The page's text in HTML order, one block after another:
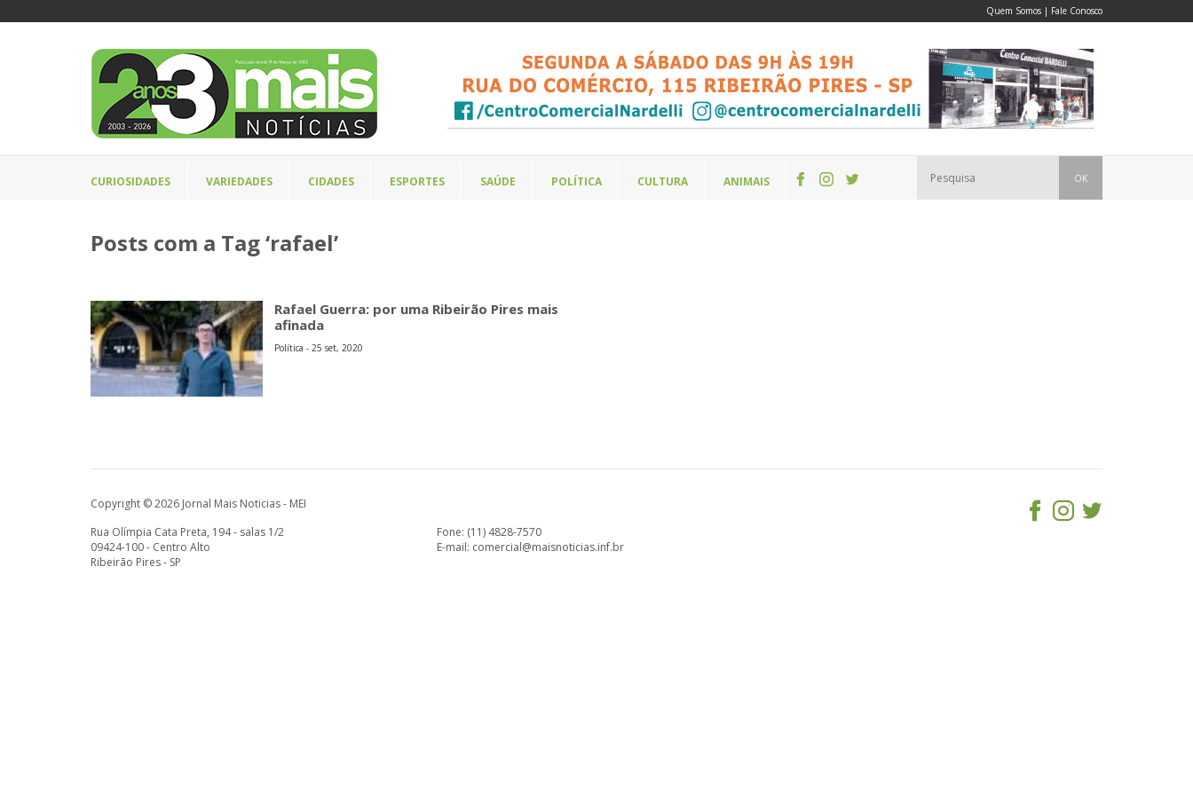
Quem Somos | Fale Conosco
CURIOSIDADES VARIEDADES CIDADES ESPORTES SAÚDE POLÍTICA CULTURA ANIMAIS OK
Posts com a Tag ‘rafael’
Rafael Guerra: por uma Ribeirão Pires mais
afinada
Política - 25 set, 2020
Copyright © 2026 Jornal Mais Noticias - MEI
Rua Olímpia Cata Preta, 194 - salas 1/2
09424-100 - Centro Alto
Ribeirão Pires - SP
Fone: (11) 4828-7570
E-mail: comercial@maisnoticias.inf.br